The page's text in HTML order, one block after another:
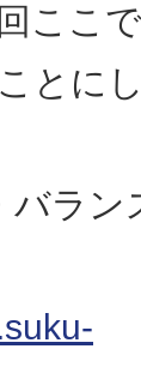
ここ
とに
ラン